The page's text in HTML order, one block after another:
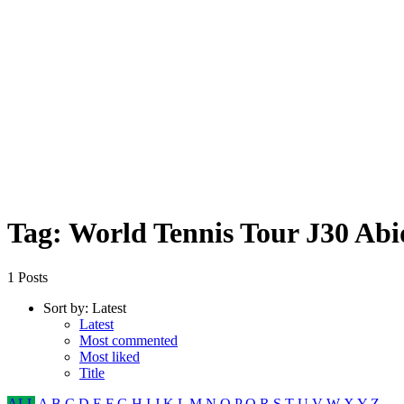
Tag: World Tennis Tour J30
1 Posts
Sort by: Latest
Latest
Most commented
Most liked
Title